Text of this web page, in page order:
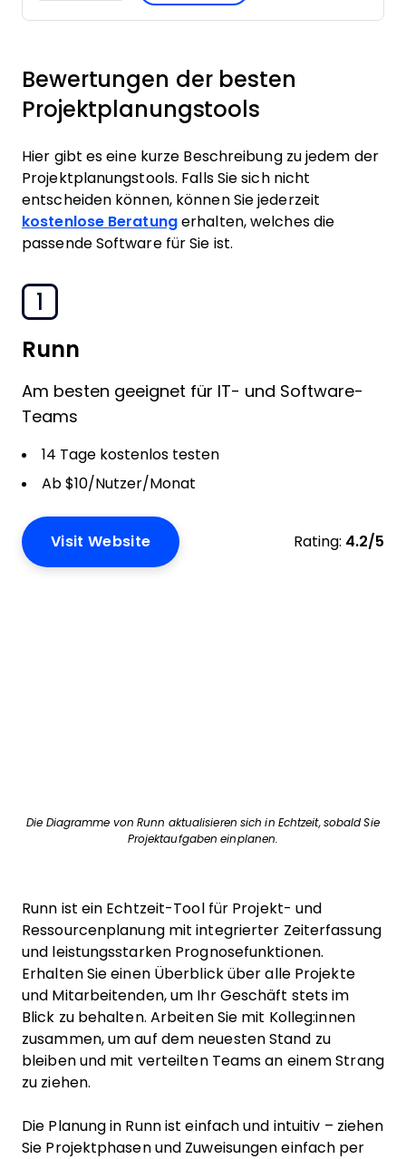
Bewertungen der besten
Projektplanungstools
Hier gibt es eine kurze Beschreibung zu jedem der
Projektplanungstools. Falls Sie sich nicht
entscheiden können, können Sie jederzeit
kostenlose Beratungerhalten, welches die
passende Software für Sie ist.
1
Runn
Am besten geeignet für IT- und Software-
Teams
14 Tage kostenlos testen
Ab $10/Nutzer/Monat
Visit Website Rating: 4.2/5
Die Diagramme von Runn aktualisieren sich in Echtzeit, sobald Sie
Projektaufgaben einplanen.
Runn ist ein Echtzeit-Tool für Projekt- und
Ressourcenplanung mit integrierter Zeiterfassung
und leistungsstarken Prognosefunktionen.
Erhalten Sie einen Überblick über alle Projekte
und Mitarbeitenden, um Ihr Geschäft stets im
Blick zu behalten. Arbeiten Sie mit Kolleg:innen
zusammen, um auf dem neuesten Stand zu
bleiben und mit verteilten Teams an einem Strang
zu ziehen.
Die Planung in Runn ist einfach und intuitiv – ziehen
Sie Projektphasen und Zuweisungen einfach per